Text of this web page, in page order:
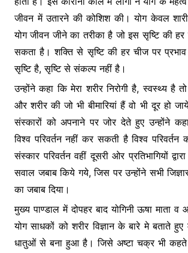
जीवन में उतारने की कोशिश की। योग केवल
योग जीवन जीने का तरीका है जो इस सृष्टि की
सकता है। शक्ति से सृष्टि की हर चीज पर
सृष्टि है, सृष्टि से संकल्प नहीं है।
उन्होंने कहा कि मेरा शरीर निरोगी है, स्वस्थ्य है
और शरीर की जो भी बीमारियां हैं वो भी दूर हो
संस्कारों को अपनाने पर जोर देते हुए उन्होंने
विश्व परिवर्तन नहीं कर सकती है विश्व परिवर्तन
संस्कार परिवर्तन वहीं दूसरी ओर प्रतिभागियों
सवाल जबाब किये गये, जिस पर उन्होंने सभी
का जबाब दिया।
मुख्य पाण्डाल में दोपहर बाद योगिनी ऊषा माता व
योग साधकों को शरीर विज्ञान के बारे मे बताते
धातुओं से बना हुआ है। जिसे अष्टा चक्र भी कहते